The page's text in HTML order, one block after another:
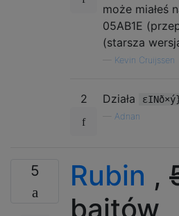
może miałeś
05AB1E
(starsza
Kevin Cruijssen
2 Działa
Adnan
5 Rubin ,
bajtów